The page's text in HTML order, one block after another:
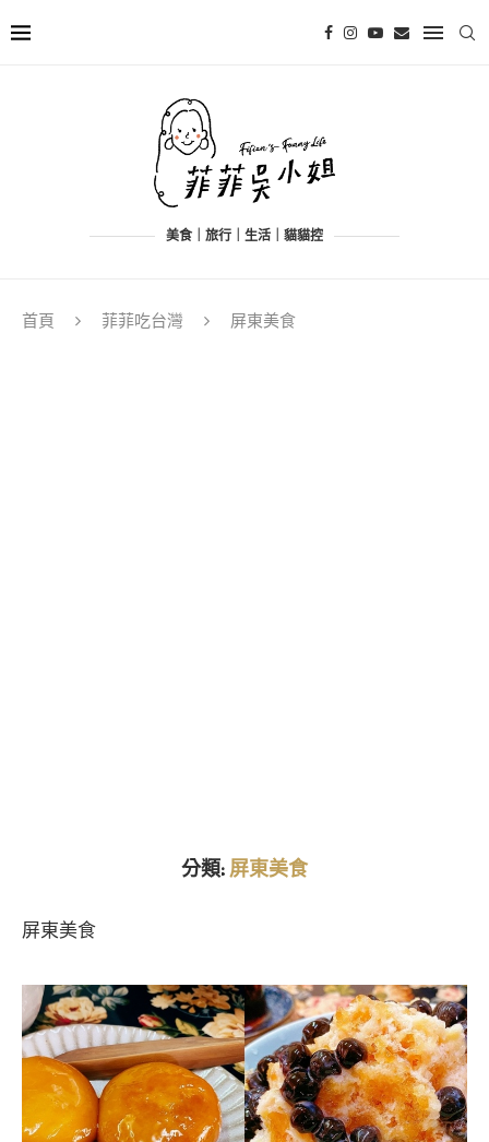
美食｜旅行｜生活｜貓貓控
首頁 菲菲吃台灣 屏東美食
分類:屏東美食
屏東美食